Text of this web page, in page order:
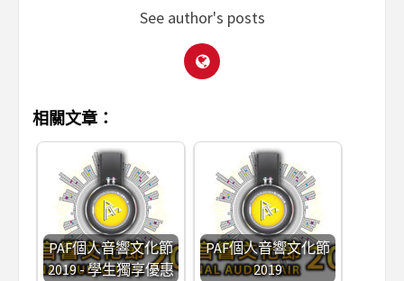
See author's posts
相關文章：
PAF個人音響文化節
2019 - 學生獨享優惠
PAF個人音響文化節
2019